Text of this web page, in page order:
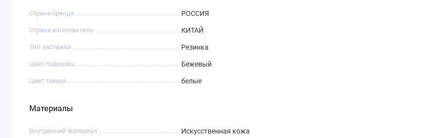
Страна бренда РОССИЯ
Страна изготовитель КИТАЙ
Тип застежки Резинка
Цвет подошвы Бежевый
Цвет товара белые
Материалы
Внутренний материал Искусственная кожа